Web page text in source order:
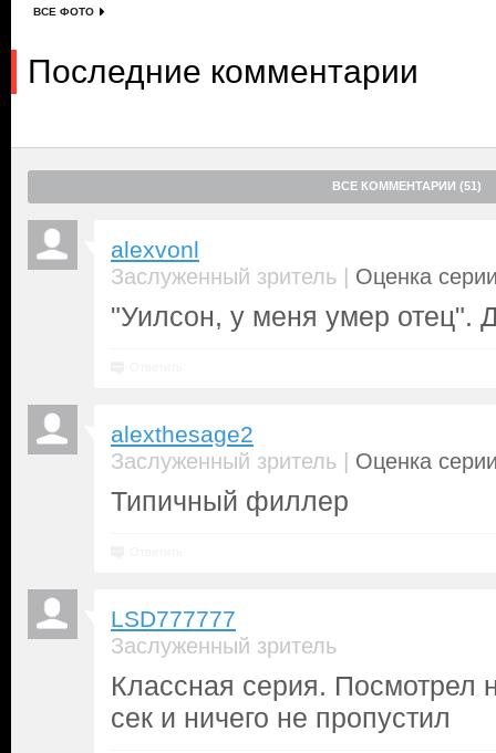
ВСЕ ФОТО
Последние комментарии
ВСЕ КОММЕНТАРИИ (51)
alexvonl
Заслуженный зритель | Оценка
"Уилсон, у меня умер отец".
alexthesage2
Заслуженный зритель | Оценка
Типичный филлер
LSD777777
Заслуженный зритель
Классная серия. Посмотрел
сек и ничего не пропустил